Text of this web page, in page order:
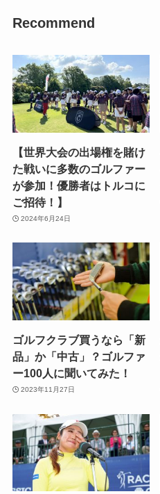
Recommend
【世界大会の出場権を賭け
た戦いに多数のゴルファー
が参加！優勝者はトルコに
ご招待！】
2024年6月24日
ゴルフクラブ買うなら「新
品」か「中古」？ゴルファ
ー100人に聞いてみた！
2023年11月27日